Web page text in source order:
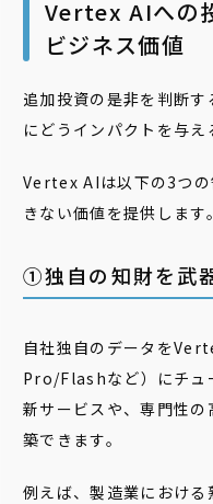
Vertex AIへの
ビジネス価値
追加投資の是非を判断
にどうインパクトを与え
Vertex AIは以下の3つ
きない価値を提供します。
①独自の知財を武
自社独自のデータを
Pro/Flashなど）にチュ
新サービスや、専門性
築できます。
例えば、製造業におけ